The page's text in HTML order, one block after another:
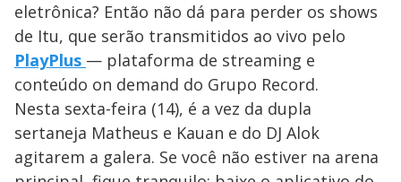
eletrônica? Então não dá para perder os shows
de Itu, que serão transmitidos ao vivo pelo
PlayPlus — plataforma de streaming e
conteúdo on demand do Grupo Record.
Nesta sexta-feira (14), é a vez da dupla
sertaneja Matheus e Kauan e do DJ Alok
agitarem a galera. Se você não estiver na arena